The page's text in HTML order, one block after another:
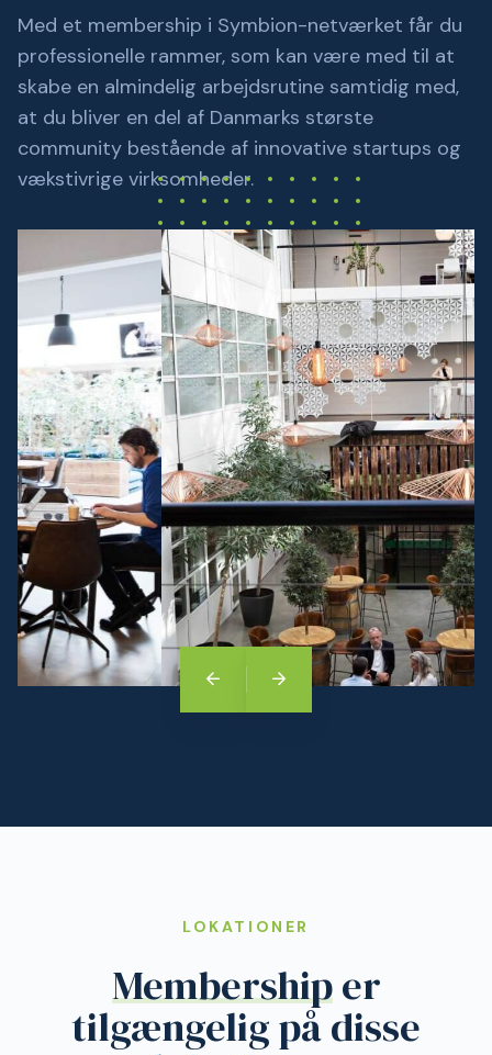
Med et membership i Symbion-netværket får du
professionelle rammer, som kan være med til at
skabe en almindelig arbejdsrutine samtidig med,
at du bliver en del af Danmarks største
community bestående af innovative startups og
vækstivrige virksomheder.
LOKATIONER
Membershiper
tilgængelig på disse